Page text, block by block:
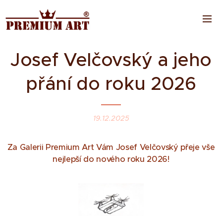
Josef Velčovský a jeho
přání do roku 2026
19.12.2025
Za Galerii Premium Art Vám Josef Velčovský přeje vše
nejlepší do nového roku 2026!